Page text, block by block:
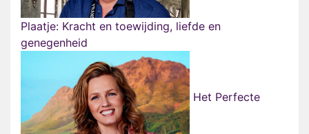
Plaatje: Kracht en toewijding, liefde en
genegenheid
Het Perfecte